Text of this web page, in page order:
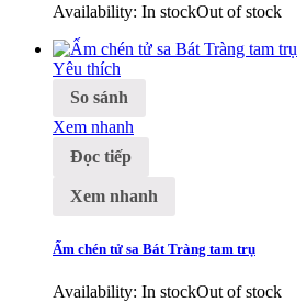
Availability: In stockOut of stock
Yêu thích
So sánh
Xem nhanh
Đọc tiếp
Xem nhanh
Ấm chén tử sa Bát Tràng tam trụ
Availability: In stockOut of stock